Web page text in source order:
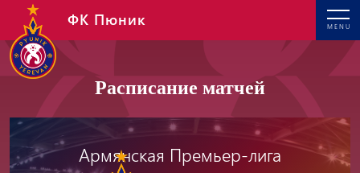
MENU
ФК Пюник
Расписание матчей
Армянская Премьер-лига